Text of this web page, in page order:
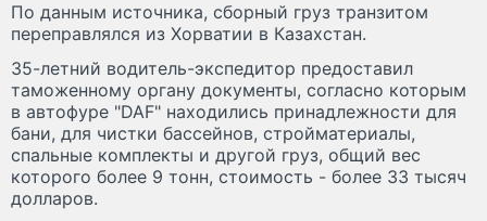
По данным источника, сборный груз транзитом
переправлялся из Хорватии в Казахстан.
35-летний водитель-экспедитор предоставил
таможенному органу документы, согласно которым
в автофуре "DAF" находились принадлежности для
бани, для чистки бассейнов, стройматериалы,
спальные комплекты и другой груз, общий вес
которого более 9 тонн, стоимость - более 33 тысяч
долларов.